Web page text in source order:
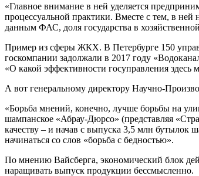
«Главное внимание в ней уделяется
процессуальной практики. Вместе с тем, в ней
данным ФАС, доля государства в
Пример из сферы ЖКХ. В Петербурге 150
госкомпании задолжали в 2017 году
«О какой эффективности госуправления здесь
А вот генеральному директору Научно-
«Борьба мнений, конечно, лучше борьбы на
шампанское «Абрау-Дюрсо» (представляя
качеству – и начав с выпуска 3,5 млн бутылок
начинаться со слов «борьба с бедностью».
По мнению Вайсберга, экономический блок
наращивать выпуск продукции бессмысленно.